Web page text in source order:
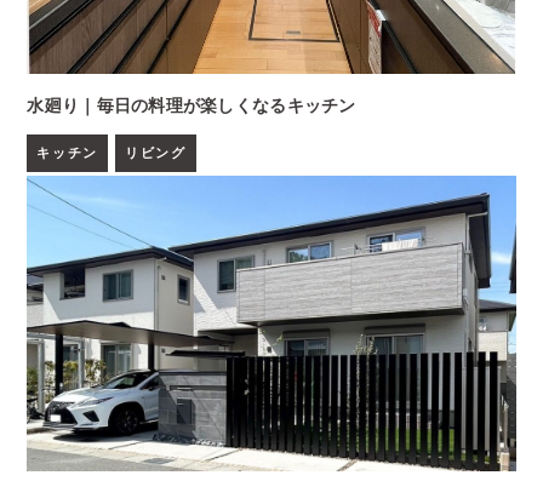
水廻り｜毎日の料理が楽しくなるキッチン
キッチン リビング